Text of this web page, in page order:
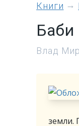
книги
Баби
Влад
земли.